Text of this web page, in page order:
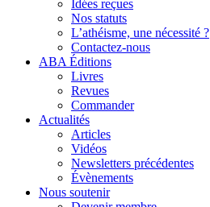
Idées reçues
Nos statuts
L’athéisme, une nécessité ?
Contactez-nous
ABA Éditions
Livres
Revues
Commander
Actualités
Articles
Vidéos
Newsletters précédentes
Évènements
Nous soutenir